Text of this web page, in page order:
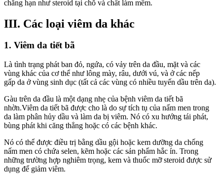
chẳng hạn như steroid tại chỗ và chất làm mềm.
III. Các loại viêm da khác
1. Viêm da tiết bã
Là tình trạng phát ban đỏ, ngứa, có vảy trên da đầu, mặt và các
vùng khác của cơ thể như lông mày, râu, dưới vú, và ở các nếp
gấp da ở vùng sinh dục (tất cả các vùng có nhiều tuyến dầu trên da).
Gàu trên da đầu là một dạng nhẹ của bệnh viêm da tiết bã
nhờn.Viêm da tiết bã được cho là do sự tích tụ của nấm men trong
da làm phân hủy dầu và làm da bị viêm. Nó có xu hướng tái phát,
bùng phát khi căng thẳng hoặc có các bệnh khác.
Nó có thể được điều trị bằng dầu gội hoặc kem dưỡng da chống
nấm men có chứa selen, kẽm hoặc các sản phẩm hắc ín. Trong
những trường hợp nghiêm trọng, kem và thuốc mỡ steroid được sử
dụng để giảm viêm.